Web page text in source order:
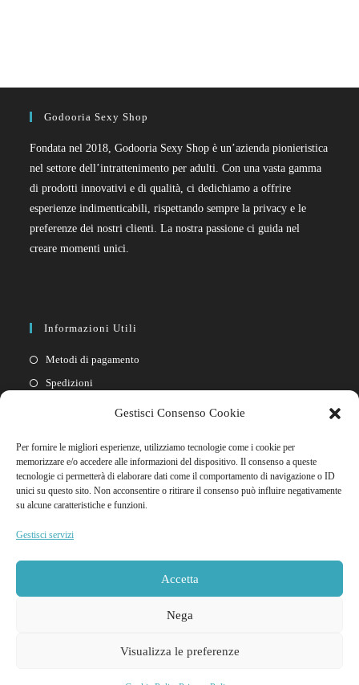
Gestisci Consenso Cookie
Per fornire le migliori esperienze, utilizziamo tecnologie come i cookie per
memorizzare e/o accedere alle informazioni del dispositivo. Il consenso a queste
tecnologie ci permetterà di elaborare dati come il comportamento di navigazione o ID
unici su questo sito. Non acconsentire o ritirare il consenso può influire negativamente
su alcune caratteristiche e funzioni.
Gestisci servizi
Accetta
Nega
Visualizza le preferenze
Godooria Sexy Shop
Fondata nel 2018, Godooria Sexy Shop è un’azienda pionieristica
nel settore dell’intrattenimento per adulti. Con una vasta gamma
di prodotti innovativi e di qualità, ci dedichiamo a offrire
esperienze indimenticabili, rispettando sempre la privacy e le
preferenze dei nostri clienti. La nostra passione ci guida nel
creare momenti unici.
Informazioni Utili
Metodi di pagamento
Spedizioni
Cookie policy
Link Rapidi
© 2026 Godooria Sexy Shop Tutti i diritti riservati | NIF Y4837466M - Ditta